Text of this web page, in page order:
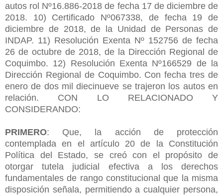
autos rol Nº16.886-2018 de fecha 17 de diciembre de
2018. 10) Certificado Nº067338, de fecha 19 de
diciembre de 2018, de la Unidad de Personas de
INDAP. 11) Resolución Exenta Nº 152756 de fecha
26 de octubre de 2018, de la Dirección Regional de
Coquimbo. 12) Resolución Exenta Nº166529 de la
Dirección Regional de Coquimbo. Con fecha tres de
enero de dos mil diecinueve se trajeron los autos en
relación. CON LO RELACIONADO Y
CONSIDERANDO:
PRIMERO: Que, la acción de protección
contemplada en el artículo 20 de la Constitución
Política del Estado, se creó con el propósito de
otorgar tutela judicial efectiva a los derechos
fundamentales de rango constitucional que la misma
disposición señala, permitiendo a cualquier persona,